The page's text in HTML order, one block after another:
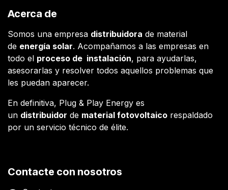
Acerca de
Somos una empresa distribuidora de material
de energía solar. Acompañamos a las empresas en
todo el proceso de instalación, para ayudarlas,
asesorarlas y resolver todos aquellos problemas que
les puedan aparecer.
En definitiva, Plug & Play Energy es
un distribuidor de material fotovoltaico respaldado
por un servicio técnico de élite.
Contacte con nosotros